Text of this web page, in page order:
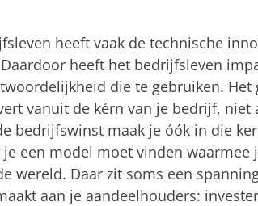
heeft vaak de technische
heeft het bedrijfsleven
die te gebruiken. Het
vanuit de kérn van je bedrijf, niet
bedrijfswinst maak je óók in die
een model moet vinden waarmee
wereld. Daar zit soms een
aan je aandeelhouders: